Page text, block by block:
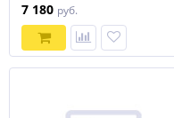
horex, арт. № HZ 27.1.016S
7 180 руб.